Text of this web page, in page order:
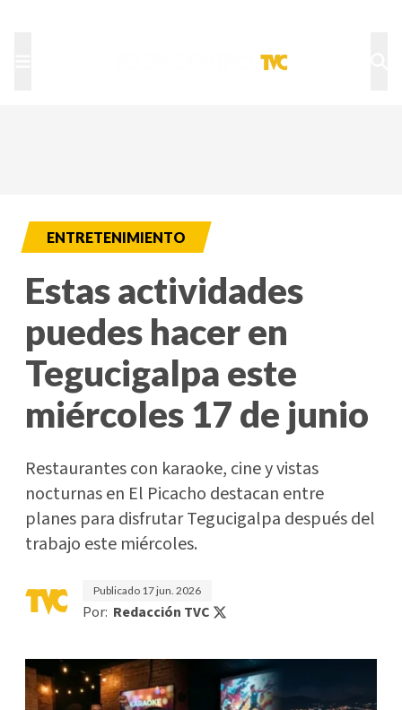
ENTRETENIMIENTO
Estas actividades
puedes hacer en
Tegucigalpa este
miércoles 17 de junio
Restaurantes con karaoke, cine y vistas
nocturnas en El Picacho destacan entre
planes para disfrutar Tegucigalpa después del
trabajo este miércoles.
Publicado 17 jun. 2026
Por: Redacción TVC